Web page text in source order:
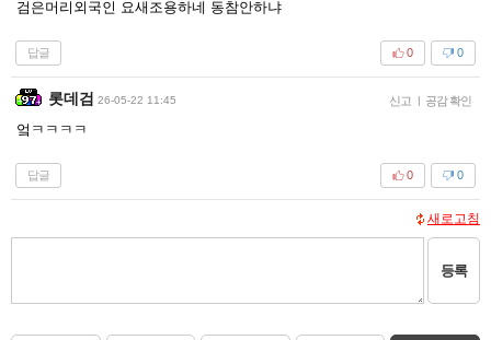
검은머리외국인 요새조용하네 동참안하냐
답글 0
0
롯데검 26-05-22 11:45 신고 | 공감 확인
엌ㅋㅋㅋㅋ
답글 0
0
새로고침
등록